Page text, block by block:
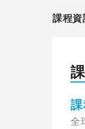
課程資
全